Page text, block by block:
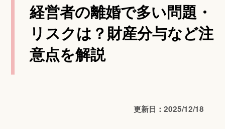
経営者の離婚で多い問題・
リスクは？財産分与など注
意点を解説
更新日：2025/12/18